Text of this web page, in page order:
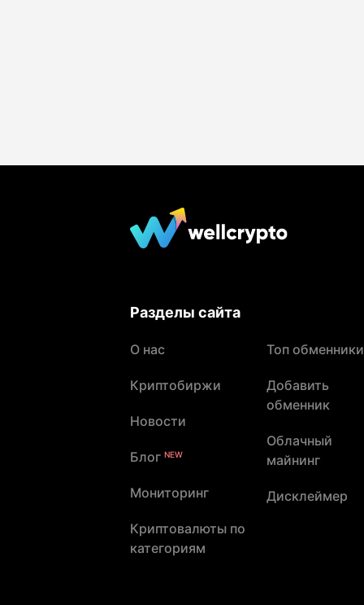
Разделы сайта
О нас
Криптобиржи
Новости
Блог NEW
Мониторинг
Криптовалюты по
категориям
Топ обменники
Добавить
обменник
Облачный
майнинг
Дисклеймер